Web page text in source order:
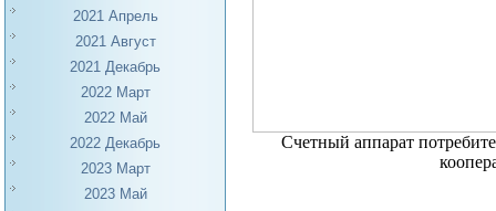
2021 Апрель
2021 Август
2021 Декабрь
2022 Март
2022 Май
2022 Декабрь
2023 Март
2023 Май
Счетный аппарат